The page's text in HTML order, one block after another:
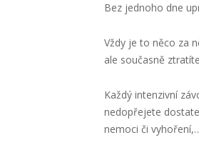
Bez jednoho dne
Vždy je to něco za
ale současně
Každý intenzivní
nedopřejete
nemoci či